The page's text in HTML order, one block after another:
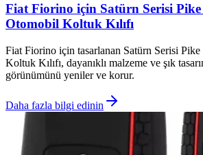
Fiat Fiorino için Satürn Serisi
Otomobil Koltuk Kılıfı
Fiat Fiorino için tasarlanan Satürn Serisi
Koltuk Kılıfı, dayanıklı malzeme ve şık
görünümünü yeniler ve korur.
Daha fazla bilgi edinin